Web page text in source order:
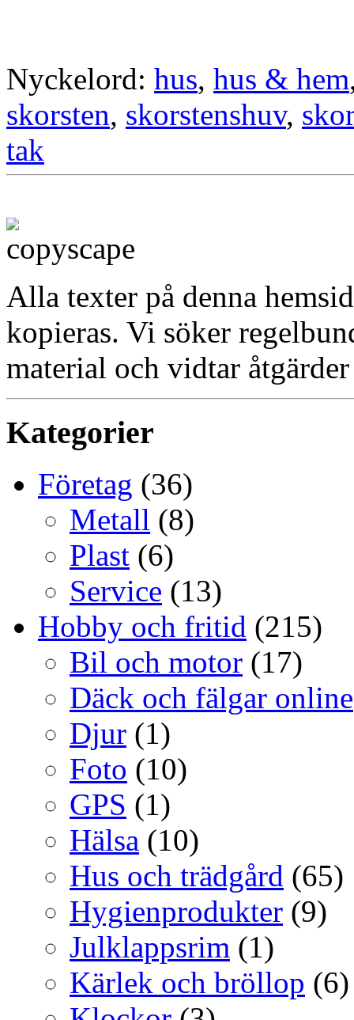
Nyckelord: hus, hus & hem
skorsten, skorstenshuv,
tak
Alla texter på denna
kopieras. Vi söker
material och vidtar
Kategorier
Företag (36)
Metall (8)
Plast (6)
Service (13)
Hobby och fritid (215)
Bil och motor (17)
Däck och fälgar online
Djur (1)
Foto (10)
GPS (1)
Hälsa (10)
Hus och trädgård (65)
Hygienprodukter (9)
Julklappsrim (1)
Kärlek och bröllop (6)